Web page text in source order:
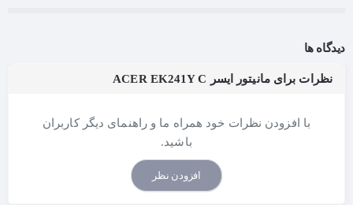
دیدگاه ها
نظرات برای مانیتور ایسر ACER EK241Y C
با افزودن نظرات خود همراه ما و راهنمای دیگر کاربران
باشید.
افزودن نظر